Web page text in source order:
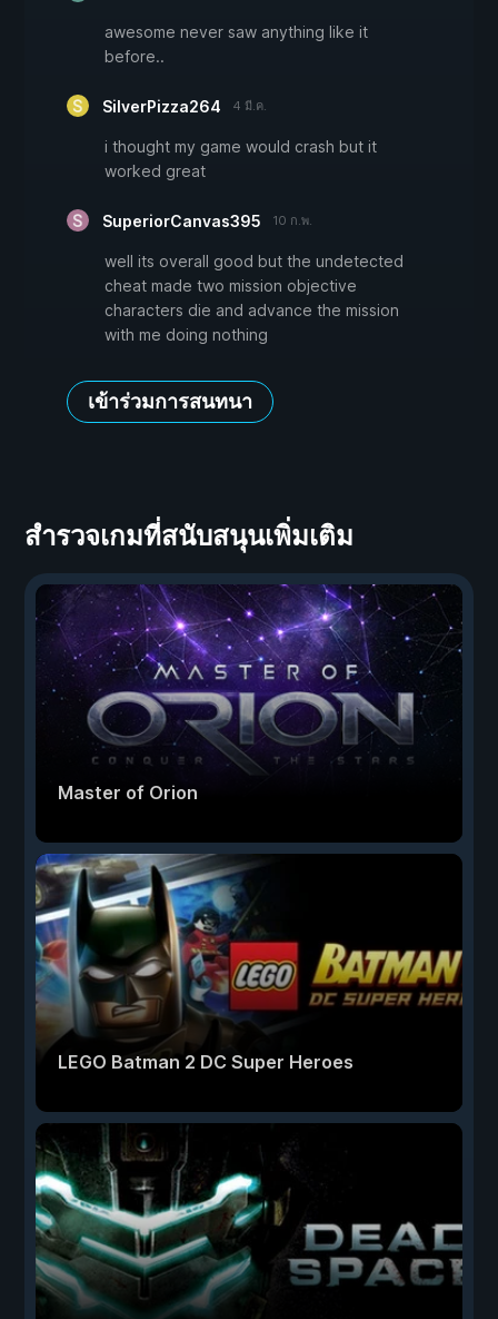
awesome never saw anything like it
before..
SilverPizza264 4 มี.ค.
i thought my game would crash but it
worked great
SuperiorCanvas395 10 ก.พ.
well its overall good but the undetected
cheat made two mission objective
characters die and advance the mission
with me doing nothing
เข้าร่วมการสนทนา
สำรวจเกมที่สนับสนุนเพิ่มเติม
Master of Orion
LEGO Batman 2 DC Super Heroes